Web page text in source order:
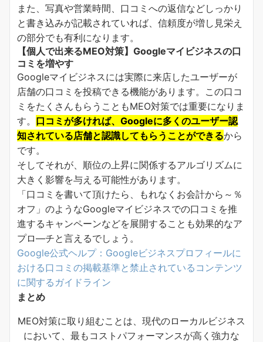
また、写真や営業時間、口コミへの返信などしっかり
と書き込みが記載されていれば、信頼度が増し見栄え
の部分でも有利になります。
【個人で出来るMEO対策】Googleマイビジネスの口
コミを増やす
Googleマイビジネスには実際に来店したユーザーが
店舗の口コミを投稿できる機能があります。この口コ
ミをたくさんもらうこともMEO対策では重要になりま
す。 口コミが多ければ、Googleに多くのユーザー認
知されている店舗と認識してもらうことができるから
です。
そしてそれが、順位の上昇に関係するアルゴリズムに
大きく影響を与える可能性があります。
「口コミを書いて頂けたら、もれなくお会計から～％
オフ」のようなGoogleマイビジネスでの口コミを推
進するキャンペーンなどを展開することも効果的なア
プロ―チと言えるでしょう。
Google公式ヘルプ：Googleビジネスプロフィールに
おける口コミの掲載基準と禁止されているコンテンツ
に関するガイドライン
まとめ
MEO対策に取り組むことは、現代のローカルビジネス
において、最もコストパフォーマンスが高く強力な